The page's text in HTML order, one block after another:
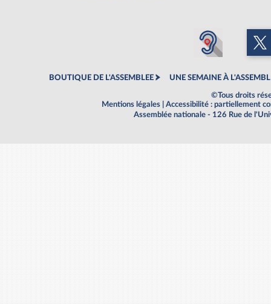
BOUTIQUE DE L'ASSEMBLEE UNE SEMAINE À
©Tous droits
Mentions légales
Accessibilité : partiellement
Assemblée nationale - 126 Rue de